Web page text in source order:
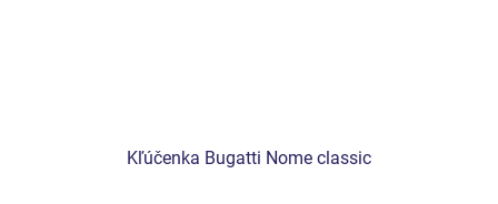
Kľúčenka Bugatti Nome classic